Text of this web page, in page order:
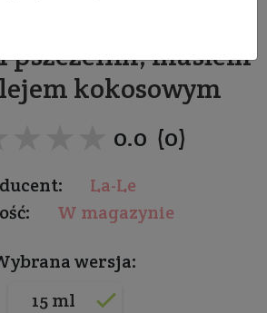
pszczelim, masłem
kokosowym
0.0 (0)
La-Le
W magazynie
wersja:
15 ml